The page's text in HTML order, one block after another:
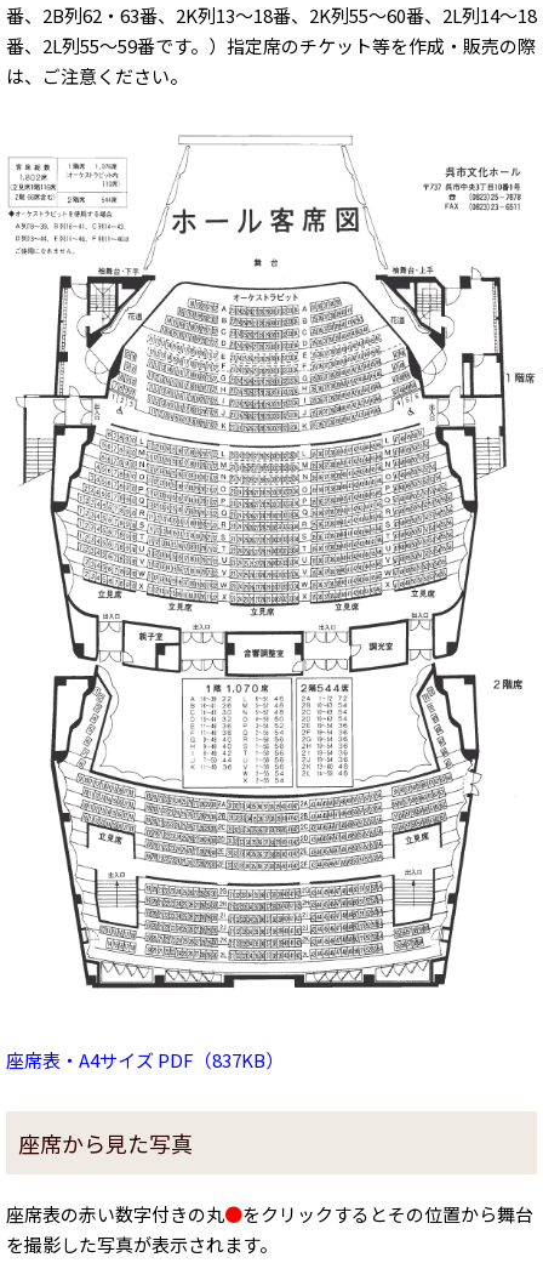
番、2B列62・63番、2K列13～18番、2K列55～60番、2L列14～18
番、2L列55～59番です。）指定席のチケット等を作成・販売の際
は、ご注意ください。
座席表・A4サイズ PDF（837KB）
座席から見た写真
座席表の赤い数字付きの丸●をクリックするとその位置から舞台
を撮影した写真が表示されます。